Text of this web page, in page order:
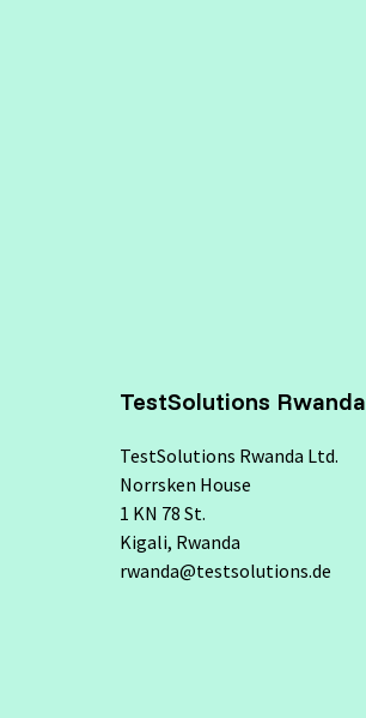
TestSolutions Rwanda
TestSolutions Rwanda Ltd.
Norrsken House
1 KN 78 St.
Kigali, Rwanda
rwanda@testsolutions.de